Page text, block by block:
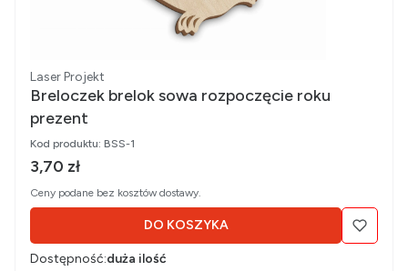
Producent
Laser Projekt
Breloczek brelok sowa rozpoczęcie roku
prezent
Kod produktu: BSS-1
Cena brutto
3,70 zł
Ceny podane bez kosztów dostawy.
DO KOSZYKA
Dostępność:duża ilość